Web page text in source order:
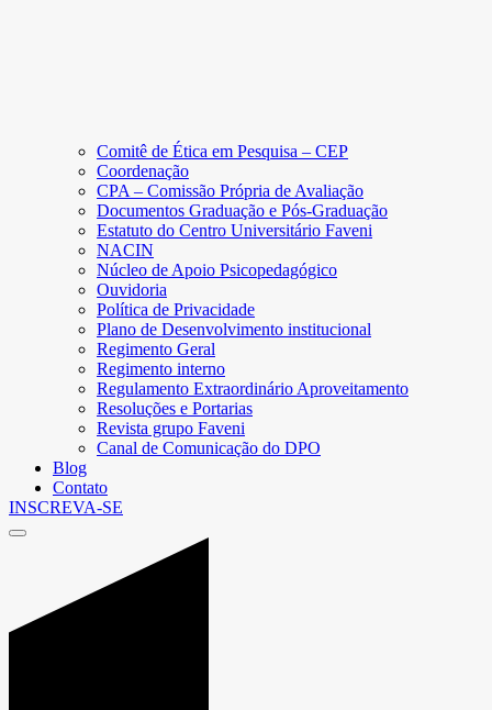
Comitê de Ética em Pesquisa – CEP
Coordenação
CPA – Comissão Própria de Avaliação
Documentos Graduação e Pós-Graduação
Estatuto do Centro Universitário Faveni
NACIN
Núcleo de Apoio Psicopedagógico
Ouvidoria
Política de Privacidade
Plano de Desenvolvimento institucional
Regimento Geral
Regimento interno
Regulamento Extraordinário Aproveitamento
Resoluções e Portarias
Revista grupo Faveni
Canal de Comunicação do DPO
Blog
Contato
INSCREVA-SE